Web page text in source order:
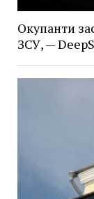
Окупанти
ЗСУ, —